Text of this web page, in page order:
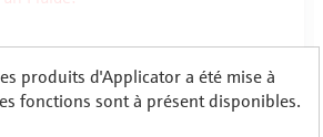
produits d'Applicator a été mise à
fonctions sont à présent disponibles.